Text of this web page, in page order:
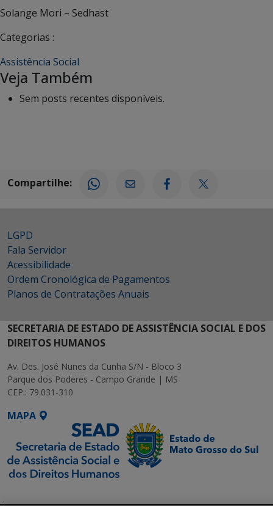
Solange Mori – Sedhast
Categorias :
Assistência Social
Veja Também
Sem posts recentes disponíveis.
Compartilhe:
LGPD
Fala Servidor
Acessibilidade
Ordem Cronológica de Pagamentos
Planos de Contratações Anuais
SECRETARIA DE ESTADO DE ASSISTÊNCIA SOCIAL E DOS
DIREITOS HUMANOS
Av. Des. José Nunes da Cunha S/N - Bloco 3
Parque dos Poderes - Campo Grande | MS
CEP.: 79.031-310
MAPA